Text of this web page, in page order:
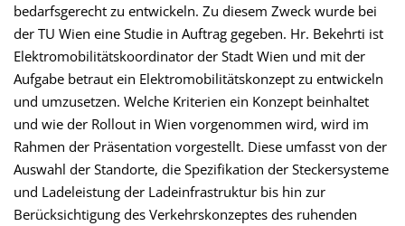
bedarfsgerecht zu entwickeln. Zu diesem Zweck wurde bei
der TU Wien eine Studie in Auftrag gegeben. Hr. Bekehrti ist
Elektromobilitätskoordinator der Stadt Wien und mit der
Aufgabe betraut ein Elektromobilitätskonzept zu entwickeln
und umzusetzen. Welche Kriterien ein Konzept beinhaltet
und wie der Rollout in Wien vorgenommen wird, wird im
Rahmen der Präsentation vorgestellt. Diese umfasst von der
Auswahl der Standorte, die Spezifikation der Steckersysteme
und Ladeleistung der Ladeinfrastruktur bis hin zur
Berücksichtigung des Verkehrskonzeptes des ruhenden